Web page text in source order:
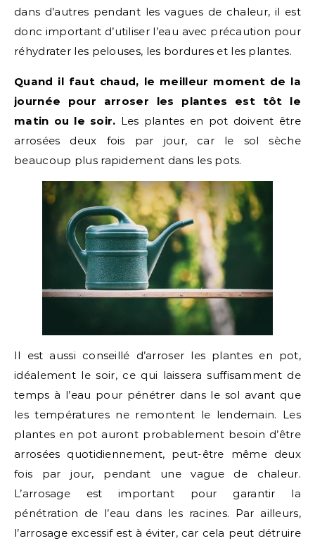
dans d’autres pendant les vagues de chaleur, il est
donc important d’utiliser l’eau avec précaution pour
réhydrater les pelouses, les bordures et les plantes.
Quand il faut chaud, le meilleur moment de la
journée pour arroser les plantes est tôt le
matin ou le soir. Les plantes en pot doivent être
arrosées deux fois par jour, car le sol sèche
beaucoup plus rapidement dans les pots.
Il est aussi conseillé d’arroser les plantes en pot,
idéalement le soir, ce qui laissera suffisamment de
temps à l’eau pour pénétrer dans le sol avant que
les températures ne remontent le lendemain. Les
plantes en pot auront probablement besoin d’être
arrosées quotidiennement, peut-être même deux
fois par jour, pendant une vague de chaleur.
L’arrosage est important pour garantir la
pénétration de l’eau dans les racines. Par ailleurs,
l’arrosage excessif est à éviter, car cela peut détruire